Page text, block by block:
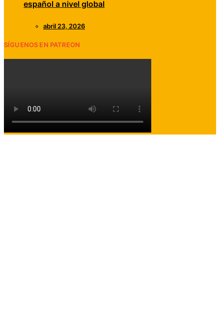
español a nivel global
abril 23, 2026
SÍGUENOS EN PATREON